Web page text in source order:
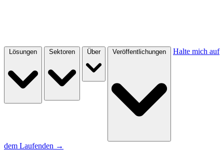
Lösungen Sektoren Über Veröffentlichungen Halte mich auf
dem Laufenden →